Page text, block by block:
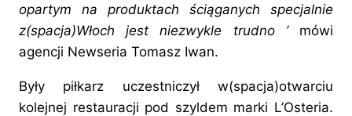
opartym na produktach ściąganych specjalnie
z(spacja)Włoch jest niezwykle trudno ’mówi
agencji Newseria Tomasz Iwan.
Były piłkarz uczestniczył w(spacja)otwarciu
kolejnej restauracji pod szyldem marki L’Osteria.